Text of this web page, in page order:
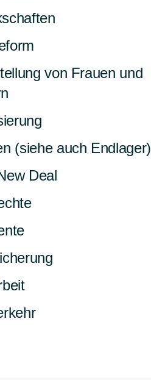
von Frauen und
(siehe auch Endlager)
Deal